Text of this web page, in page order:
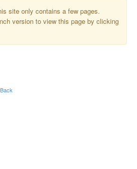
site only contains a few pages.
version to view this page by clicking
Back